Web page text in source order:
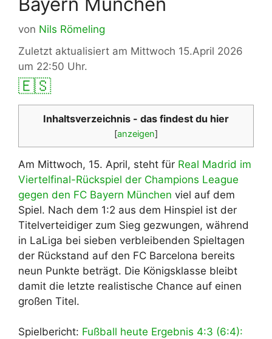
von Nils Römeling
Zuletzt aktualisiert am Mittwoch 15.April 2026
um 22:50 Uhr.
🇪🇸
Inhaltsverzeichnis - das findest du hier
[anzeigen]
Am Mittwoch, 15. April, steht für Real Madrid im
Viertelfinal-Rückspiel der Champions League
gegen den FC Bayern München viel auf dem
Spiel. Nach dem 1:2 aus dem Hinspiel ist der
Titelverteidiger zum Sieg gezwungen, während
in LaLiga bei sieben verbleibenden Spieltagen
der Rückstand auf den FC Barcelona bereits
neun Punkte beträgt. Die Königsklasse bleibt
damit die letzte realistische Chance auf einen
großen Titel.
Spielbericht: Fußball heute Ergebnis 4:3 (6:4):